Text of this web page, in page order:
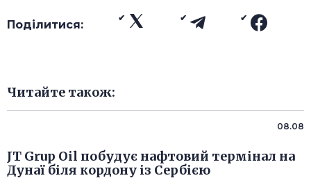
Поділитися:
Читайте також:
08.08
JT Grup Oil побудує нафтовий термінал на
Дунаї біля кордону із Сербією